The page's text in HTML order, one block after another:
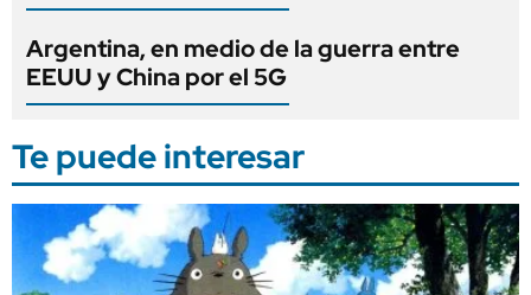
Argentina, en medio de la guerra entre
EEUU y China por el 5G
Te puede interesar